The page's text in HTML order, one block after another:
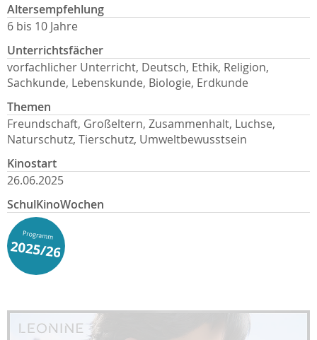
Altersempfehlung
6 bis 10 Jahre
Unterrichtsfächer
vorfachlicher Unterricht, Deutsch, Ethik, Religion,
Sachkunde, Lebenskunde, Biologie, Erdkunde
Themen
Freundschaft, Großeltern, Zusammenhalt, Luchse,
Naturschutz, Tierschutz, Umweltbewusstsein
Kinostart
26.06.2025
SchulKinoWochen